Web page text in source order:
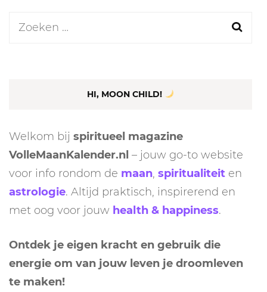
Zoeken
HI, MOON CHILD!
Welkom bij spiritueel magazine
VolleMaanKalender.nl – jouw go-to website
voor info rondom de maan, spiritualiteit en
astrologie. Altijd praktisch, inspirerend en
met oog voor jouw health & happiness.
Ontdek je eigen kracht en gebruik die
energie om van jouw leven je droomleven
te maken!